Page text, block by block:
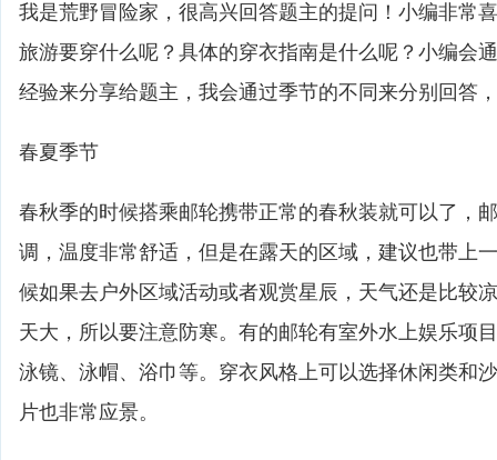
我是荒野冒险家，很高兴回答题主的提问！小编非常
旅游要穿什么呢？具体的穿衣指南是什么呢？小编会
经验来分享给题主，我会通过季节的不同来分别回答
春夏季节
春秋季的时候搭乘邮轮携带正常的春秋装就可以了，
调，温度非常舒适，但是在露天的区域，建议也带上
候如果去户外区域活动或者观赏星辰，天气还是比较
天大，所以要注意防寒。有的邮轮有室外水上娱乐项
泳镜、泳帽、浴巾等。穿衣风格上可以选择休闲类和
片也非常应景。